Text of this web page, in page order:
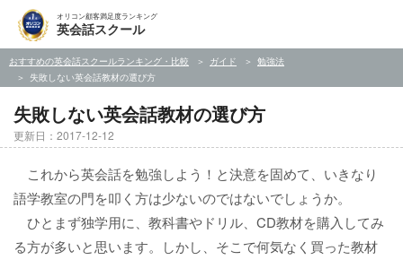
オリコン顧客満足度ランキング
英会話スクール
おすすめの英会話スクールランキング・比較 ガイド
勉強法
失敗しない英会話教材の選び方
失敗しない英会話教材の選び方
更新日：2017-12-12
これから英会話を勉強しよう！と決意を固めて、いきなり
語学教室の門を叩く方は少ないのではないでしょうか。
ひとまず独学用に、教科書やドリル、CD教材を購入してみ
る方が多いと思います。しかし、そこで何気なく買った教材